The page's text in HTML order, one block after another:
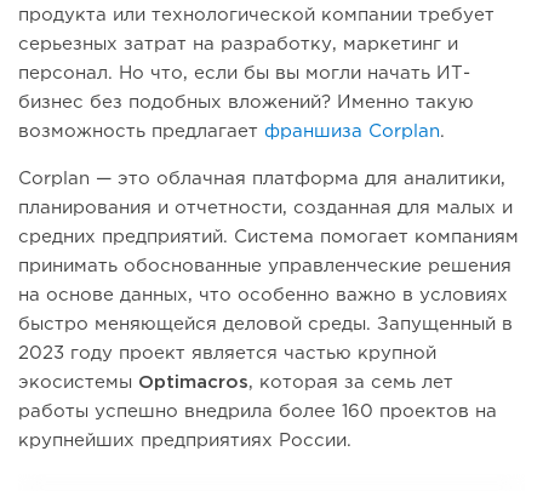
продукта или технологической компании требует
серьезных затрат на разработку, маркетинг и
персонал. Но что, если бы вы могли начать ИТ-
бизнес без подобных вложений? Именно такую
возможность предлагает франшиза Corplan.
Corplan — это облачная платформа для аналитики,
планирования и отчетности, созданная для малых и
средних предприятий. Система помогает компаниям
принимать обоснованные управленческие решения
на основе данных, что особенно важно в условиях
быстро меняющейся деловой среды. Запущенный в
2023 году проект является частью крупной
экосистемы Optimacros, которая за семь лет
работы успешно внедрила более 160 проектов на
крупнейших предприятиях России.